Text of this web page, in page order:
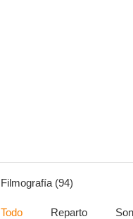
Filmografía (94)
Todo Reparto